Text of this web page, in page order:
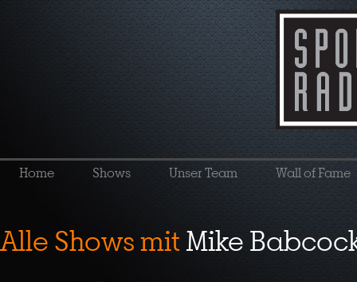
Home Shows Unser Team Wall of Fame
Alle Shows mitMike